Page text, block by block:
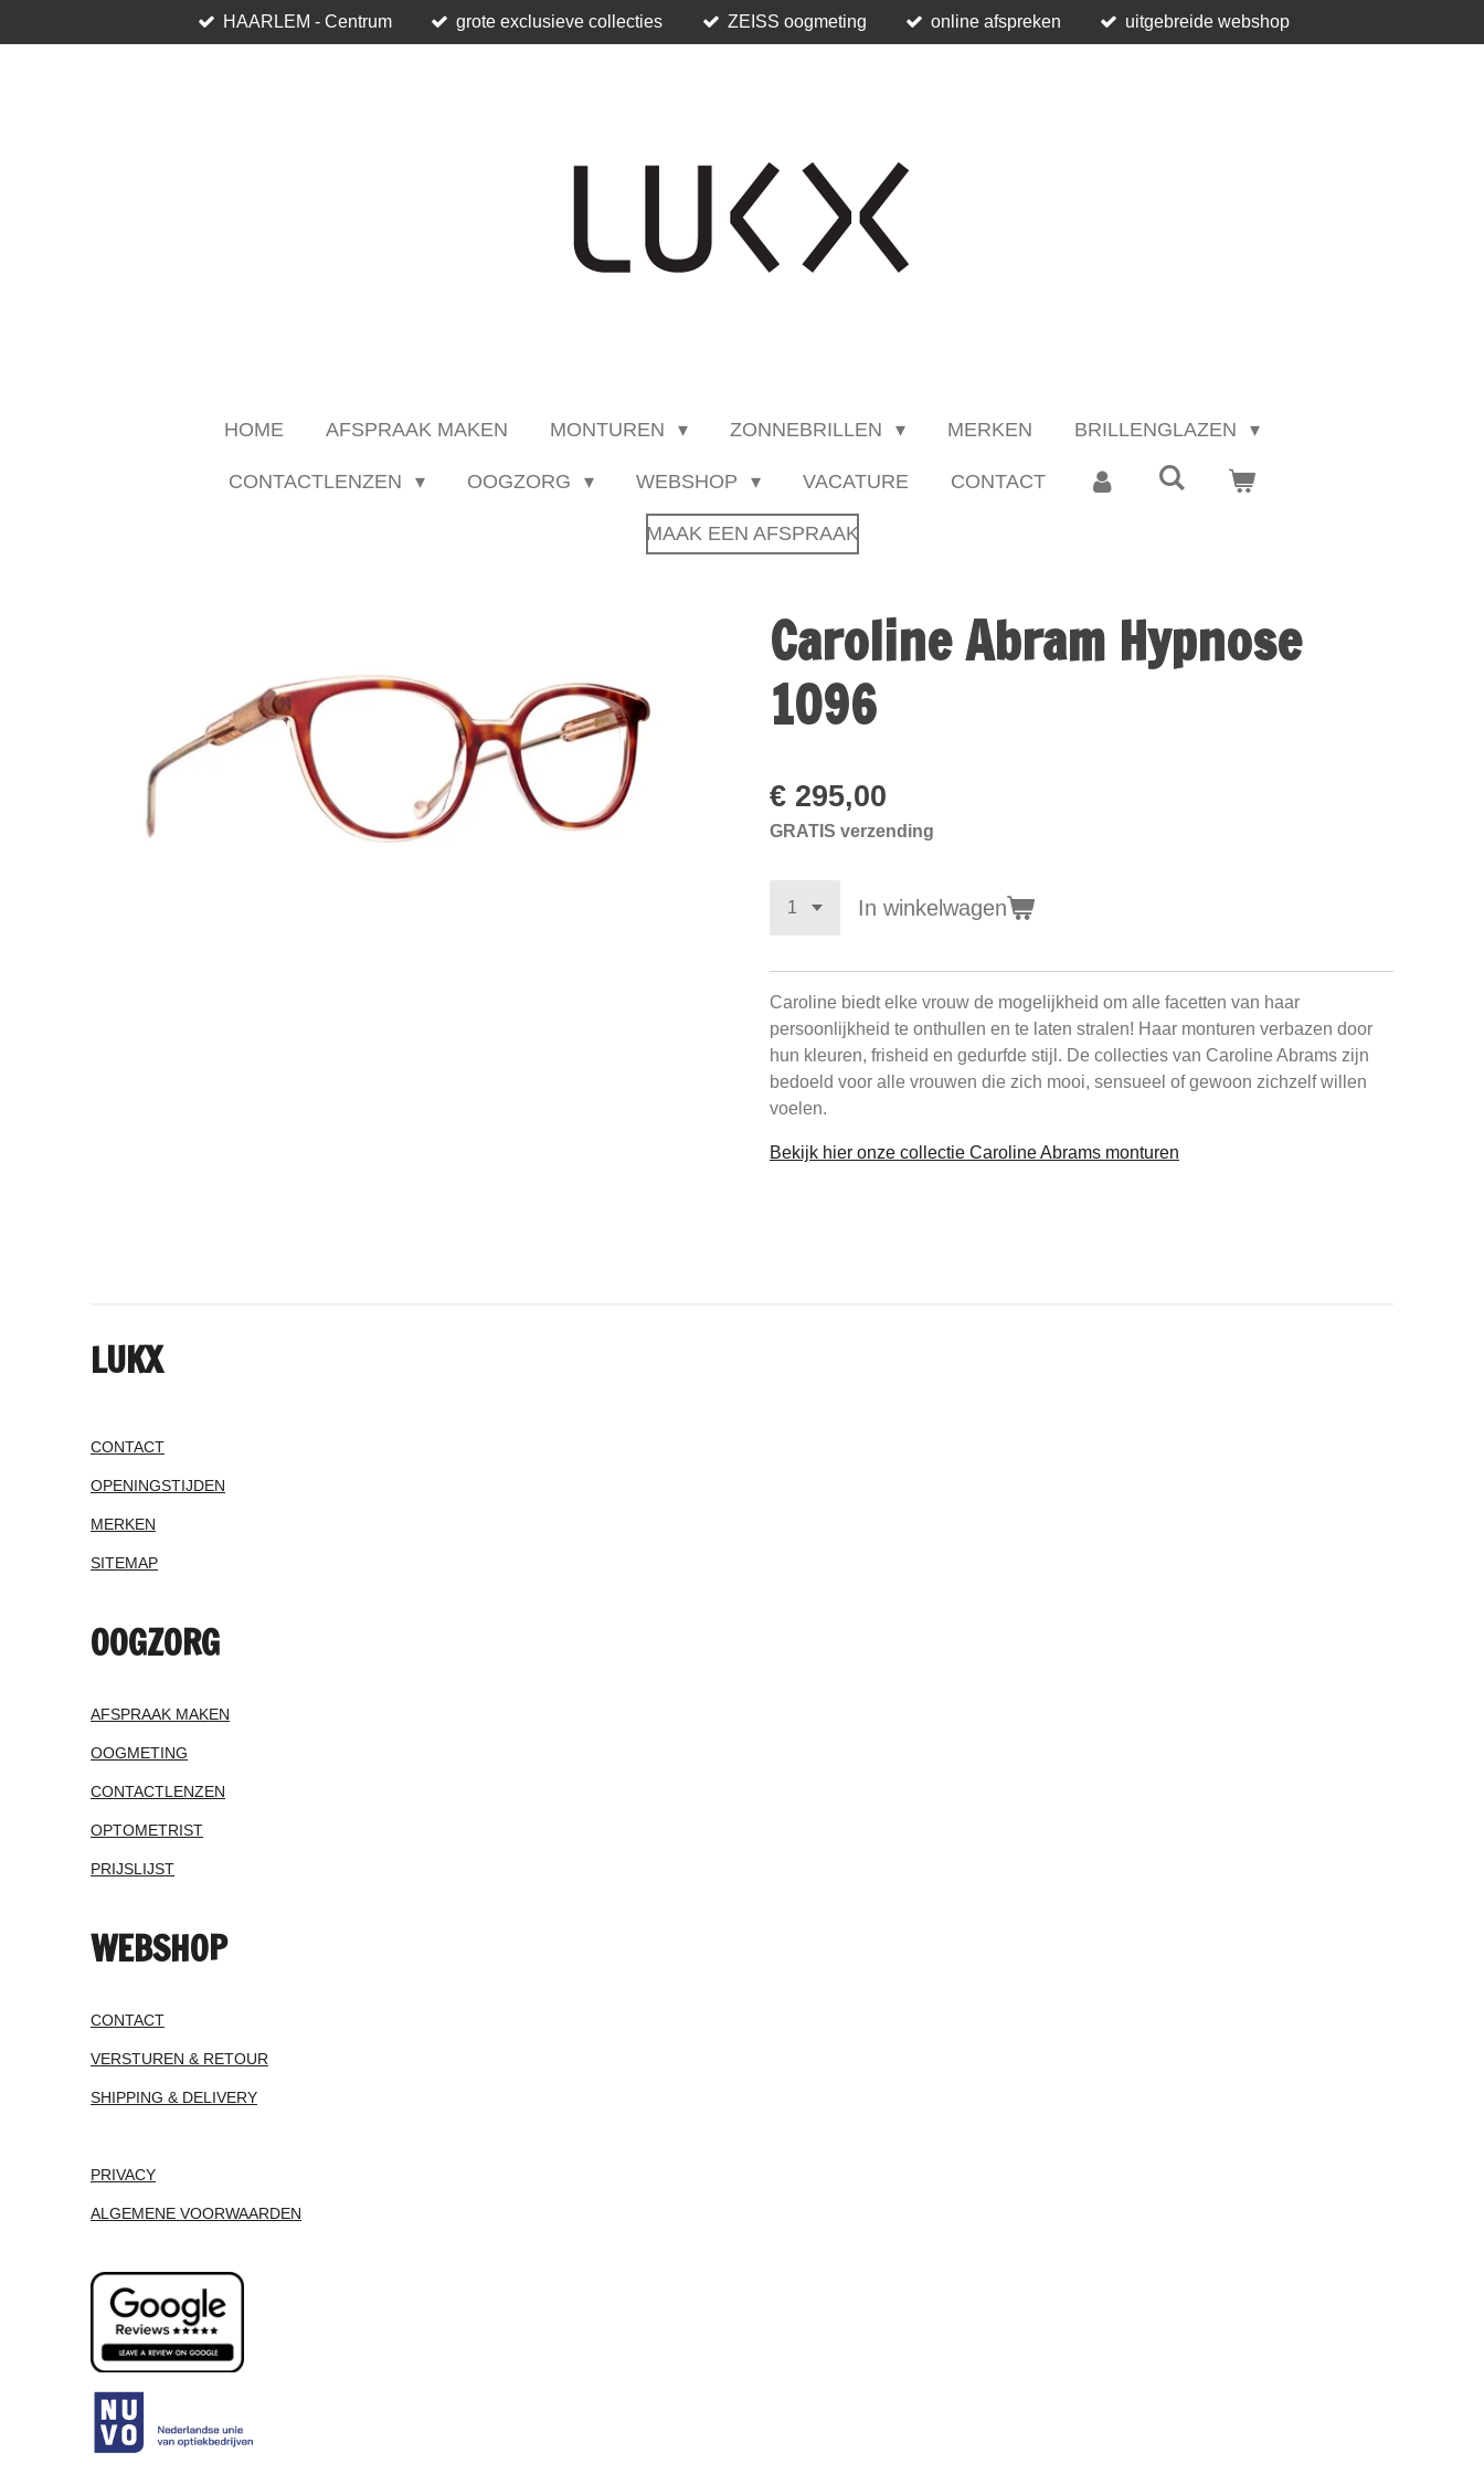
direct
HAARLEM - Centrum grote exclusieve collecties ZEISS oogmeting online afspreken uitgebreide webshop
HOME AFSPRAAK MAKEN MONTUREN ZONNEBRILLEN MERKEN BRILLENGLAZEN
CONTACTLENZEN OOGZORG WEBSHOP VACATURE CONTACT
MAAK EEN AFSPRAAK
Caroline Abram Hypnose
1096
€ 295,00
GRATIS verzending
In winkelwagen
Caroline biedt elke vrouw de mogelijkheid om alle facetten van haar
persoonlijkheid te onthullen en te laten stralen! Haar monturen verbazen door
hun kleuren, frisheid en gedurfde stijl. De collecties van Caroline Abrams zijn
bedoeld voor alle vrouwen die zich mooi, sensueel of gewoon zichzelf willen
voelen.
Bekijk hier onze collectie Caroline Abrams monturen
LUKX
CONTACT
OPENINGSTIJDEN
MERKEN
SITEMAP
OOGZORG
AFSPRAAK MAKEN
OOGMETING
CONTACTLENZEN
OPTOMETRIST
PRIJSLIJST
WEBSHOP
CONTACT
VERSTUREN & RETOUR
SHIPPING & DELIVERY
PRIVACY
ALGEMENE VOORWAARDEN